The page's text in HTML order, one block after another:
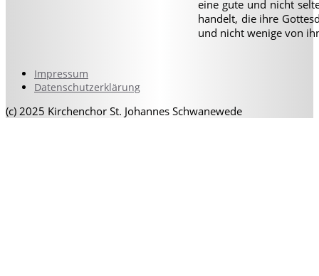
eine gute und nicht
handelt, die ihre
und nicht wenige von
Impressum
Datenschutzerklärung
(c) 2025 Kirchenchor St. Johannes Schwanewede